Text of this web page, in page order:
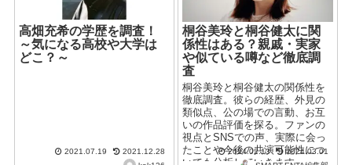
高畑充希の学歴を調査！
～気になる高校や大学は
どこ？～
2021.07.19
2021.12.28
桐谷美玲と桐谷健太に関
係性はある？親戚・実家
や似ている噂など徹底調
査
桐谷美玲と桐谷健太の関係性を
徹底調査。彼らの経歴、外見の
類似点、公の場での言動、お互
いの作品評価を探る。ファンの
視点とSNSでの声、実際に会っ
たことや今後の共演可能性につ
いても分析していきます。
2024.02.13
2024.03.01